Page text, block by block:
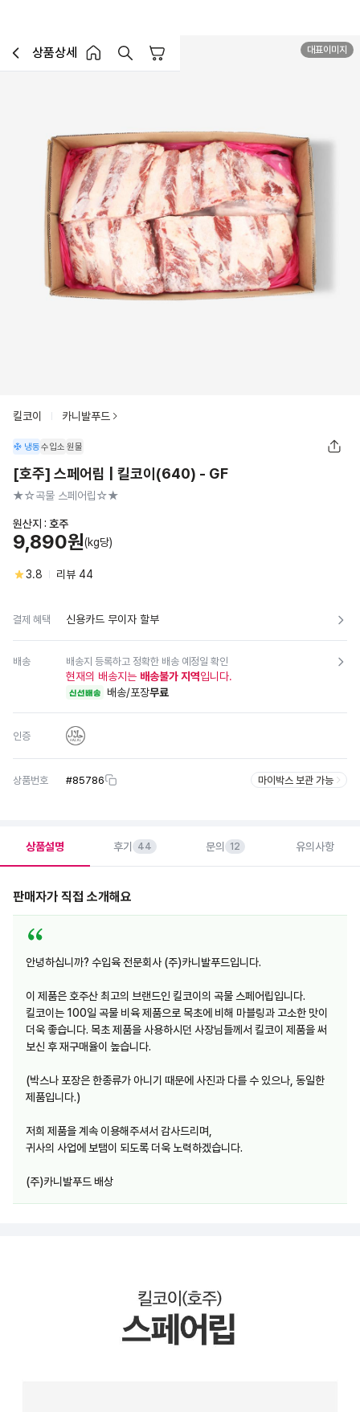
이전페이지로 이동
상품상세
홈 버튼홈 장바구니
대표이미지
킬코이 카니발푸드
냉동수입소 원물
[호주] 스페어립 | 킬코이(640) - GF
★☆곡물 스페어립☆★
원산지 : 호주
9,890원(kg당)
3.8 리뷰 44
결제 혜택 신용카드 무이자 할부
배송 배송지 등록하고 정확한 배송 예정일 확인
현재의 배송지는 배송불가 지역입니다.
신선배송 배송/포장무료
인증
상품번호 #85786 마이박스 보관 가능
상품설명 후기 44 문의 12 유의사항
판매자가 직접 소개해요
안녕하십니까? 수입육 전문회사 (주)카니발푸드입니다.
이 제품은 호주산 최고의 브랜드인 킬코이의 곡물 스페어립입니다.
킬코이는 100일 곡물 비육 제품으로 목초에 비해 마블링과 고소한 맛이
더욱 좋습니다. 목초 제품을 사용하시던 사장님들께서 킬코이 제품을 써
보신 후 재구매율이 높습니다.
(박스나 포장은 한종류가 아니기 때문에 사진과 다를 수 있으나, 동일한
제품입니다.)
저희 제품을 계속 이용해주셔서 감사드리며,
귀사의 사업에 보탬이 되도록 더욱 노력하겠습니다.
(주)카니발푸드 배상